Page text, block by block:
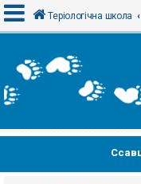
х
і
Теріологічна школа